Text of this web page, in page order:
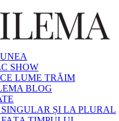
SHOW
LUME TRĂIM
BLOG
ȘI LA PLURAL